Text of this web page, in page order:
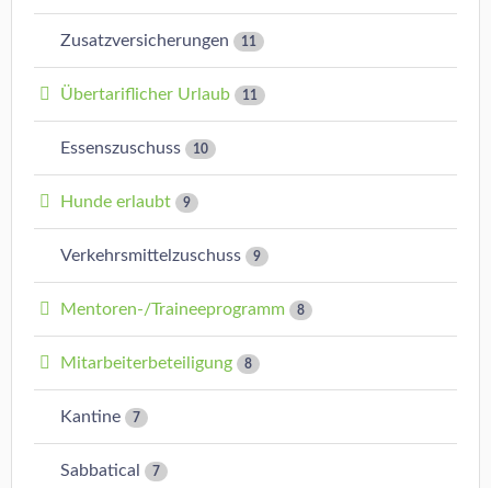
Zusatzversicherungen 11
Übertariflicher Urlaub 11
Essenszuschuss 10
Hunde erlaubt 9
Verkehrsmittelzuschuss 9
Mentoren-/Traineeprogramm 8
Mitarbeiterbeteiligung 8
Kantine 7
Sabbatical 7